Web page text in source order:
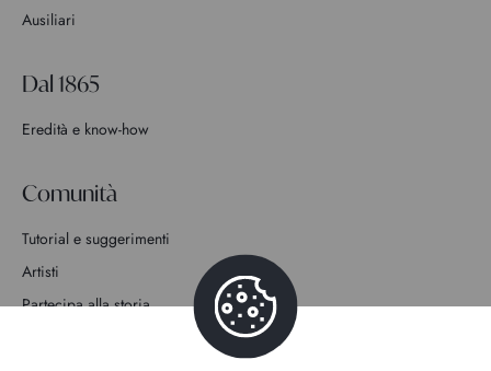
Ausiliari
Dal 1865
Eredità e know-how
Comunità
Tutorial e suggerimenti
Artisti
Partecipa alla storia